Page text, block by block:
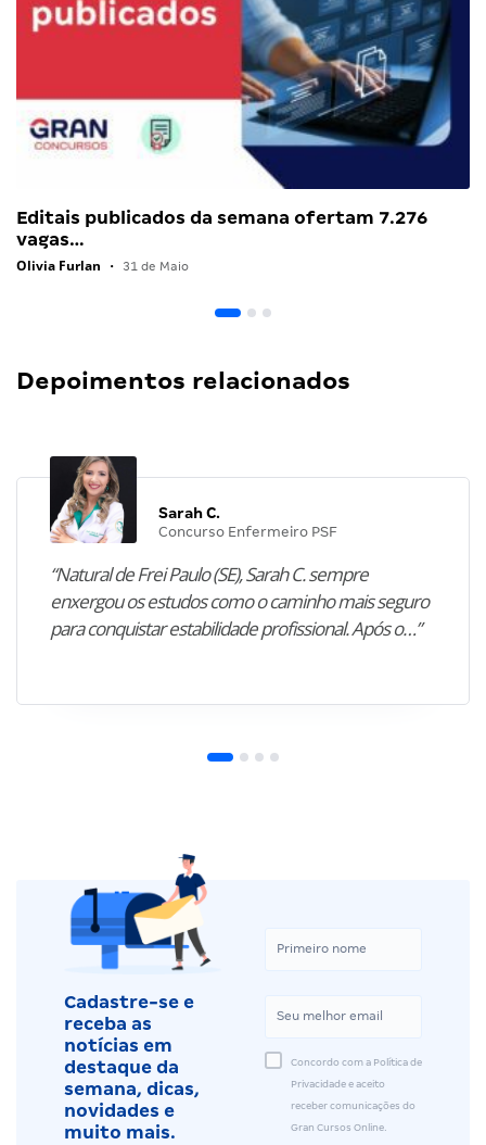
Editais publicados da semana ofertam 7.276
vagas…
Olivia Furlan • 31 de Maio
Depoimentos relacionados
Sarah C.
Concurso Enfermeiro PSF
“Natural de Frei Paulo (SE), Sarah C. sempre
enxergou os estudos como o caminho mais seguro
para conquistar estabilidade profissional. Após o…”
Cadastre-se e
receba as
notícias em
destaque da
semana, dicas,
novidades e
muito mais.
Concordo com a Política de
Privacidade e aceito
receber comunicações do
Gran Cursos Online.